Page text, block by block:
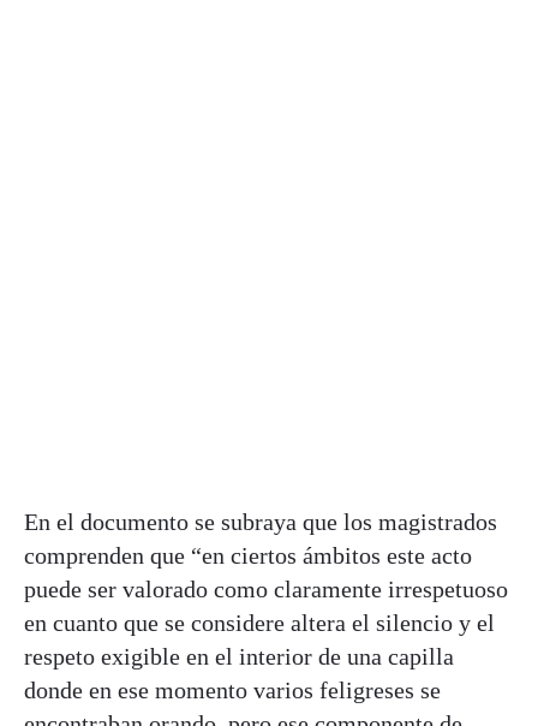
En el documento se subraya que los magistrados
comprenden que “en ciertos ámbitos este acto
puede ser valorado como claramente irrespetuoso
en cuanto que se considere altera el silencio y el
respeto exigible en el interior de una capilla
donde en ese momento varios feligreses se